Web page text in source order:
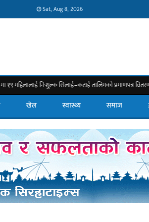
Sat, Aug 8, 2026
निःशुल्क सिलाई–कटाई तालिमको प्रमाणपत्र वितरण
खेल स्वास्थ्य समाज